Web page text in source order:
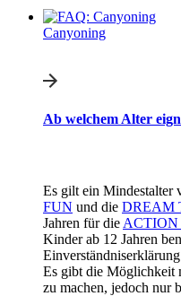
Canyoning
Ab welchem Alter
Es gilt ein Mindestalter
FUN und die DREAM
Jahren für die ACTION
Kinder ab 12 Jahren
Es gibt die Möglichkeit
zu machen, jedoch nur